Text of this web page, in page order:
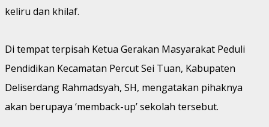
keliru dan khilaf.
Di tempat terpisah Ketua Gerakan Masyarakat Peduli
Pendidikan Kecamatan Percut Sei Tuan, Kabupaten
Deliserdang Rahmadsyah, SH, mengatakan pihaknya
akan berupaya ‘memback-up’ sekolah tersebut.